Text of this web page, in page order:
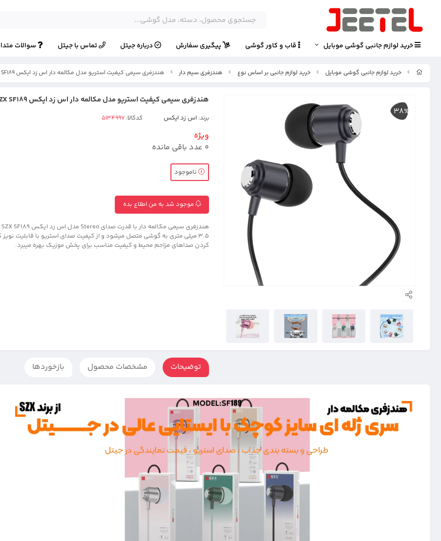
خرید لوازم جانبی گوشی موبایل قاب و کاور گوشی پیگیری سفارش درباره جیتل تماس با جیتل سوالات
خرید لوازم جانبی گوشی موبایل خرید لوازم جانبی بر اساس نوع هندزفری سیم دار هندزفری سیمی کیفیت استریو مدل مکالمه دار اس زد ایکس SZX SF189
38%
هندزفری سیمی کیفیت استریو مدل مکالمه دار اس زد ایکس SZX SF189
برند:اس زد ایکس کدکالا:
ویژه
0 عدد باقی مانده
ناموجود
موجود شد به من اطلاع بده
3.5 میلی متری به گوشی متصل میشود و از کیفیت صدای استریو با قابلیت
کردن صداهای مزاحم محیط و کیفیت مناسب برای پخش موزیک بهره میبرد.
توضیحات مشخصات محصول بازخوردها